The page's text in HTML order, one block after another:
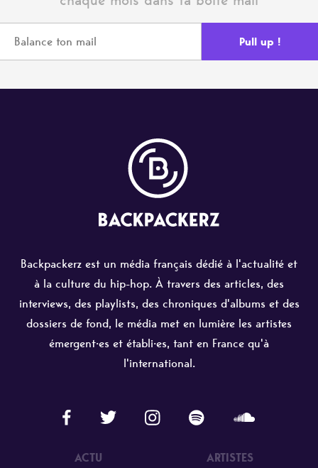
Backpackerz est un média français dédié à l'actualité et
à la culture du hip-hop. À travers des articles, des
interviews, des playlists, des chroniques d'albums et des
dossiers de fond, le média met en lumière les artistes
émergent·es et établi·es, tant en France qu'à
l'international.
ACTU ARTISTES